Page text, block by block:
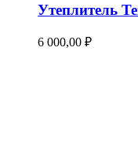
Утеплитель
6 000,00 ₽